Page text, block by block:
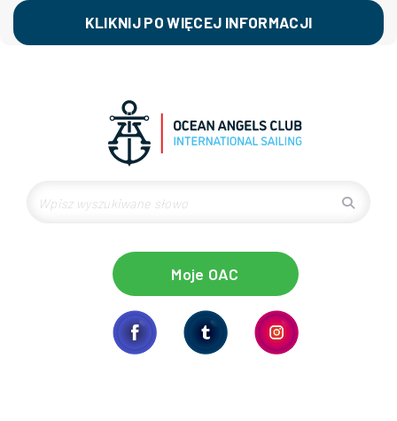
KLIKNIJ PO WIĘCEJ INFORMACJI
Moje OAC